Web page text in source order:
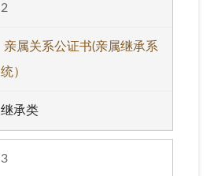
2
亲属关系公证书(亲属继承系
统）
继承类
3